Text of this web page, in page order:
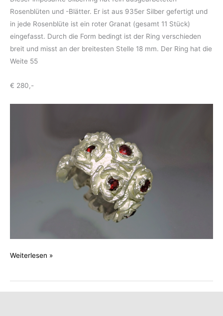
Rosenblüten und -Blätter. Er ist aus 935er Silber gefertigt und
in jede Rosenblüte ist ein roter Granat (gesamt 11 Stück)
eingefasst. Durch die Form bedingt ist der Ring verschieden
breit und misst an der breitesten Stelle 18 mm. Der Ring hat die
Weite 55
€ 280,-
Rosenring
Weiterlesen »